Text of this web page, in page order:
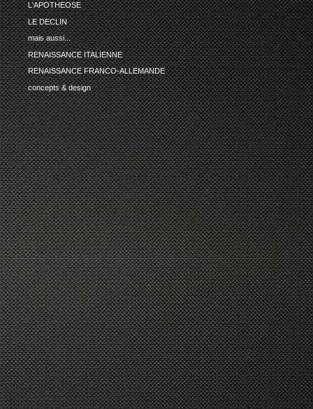
L'APOTHEOSE
LE DECLIN
mais aussi...
RENAISSANCE ITALIENNE
RENAISSANCE FRANCO-ALLEMANDE
concepts & design